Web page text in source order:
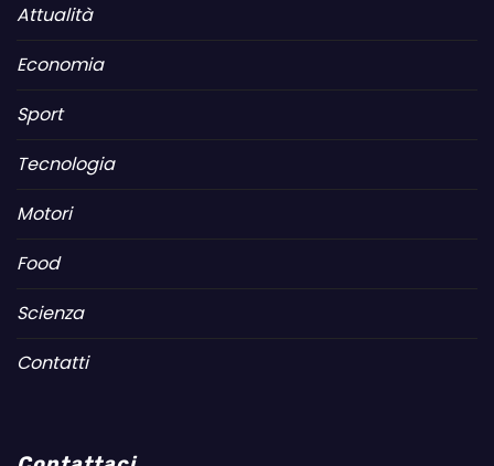
Attualità
Economia
Sport
Tecnologia
Motori
Food
Scienza
Contatti